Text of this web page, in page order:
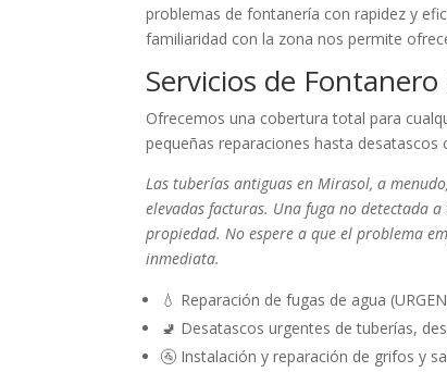
problemas de fontanería con rapidez y
familiaridad con la zona nos permite
Servicios de
Ofrecemos una cobertura total para
pequeñas reparaciones hasta
Las tuberías antiguas en Mirasol, a
elevadas facturas. Una fuga no detectada
propiedad. No espere a que el problema
inmediata.
💧 Reparación de fugas de agua
🚽 Desatascos urgentes de tuberías,
🚰 Instalación y reparación de grifos y